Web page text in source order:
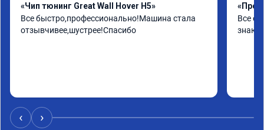
«Чип тюнинг Great Wall Hover H5»
Все быстро,профессионально!Машина стала
отзывчивее,шустрее!Спасибо
Все
знают
‹ ›